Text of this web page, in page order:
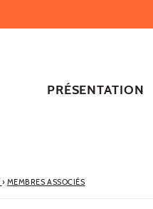
PRÉSENTATION
› MEMBRES ASSOCIÉS